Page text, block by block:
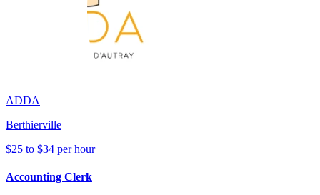
ADDA
Berthierville
$25 to $34 per hour
Accounting Clerk